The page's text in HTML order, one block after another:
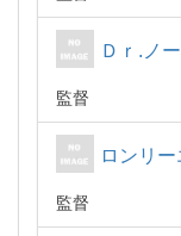
Ｄｒ.ノ
監督
ロンリ
監督